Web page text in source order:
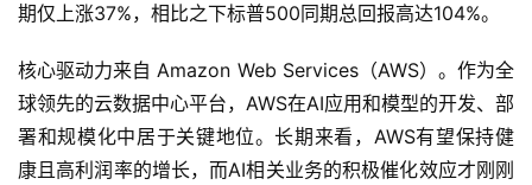
期仅上涨37%，相比之下标普500同期总回报高达104%。
核心驱动力来自 Amazon Web Services（AWS）。作为全
球领先的云数据中心平台，AWS在AI应用和模型的开发、部
署和规模化中居于关键地位。长期来看，AWS有望保持健
康且高利润率的增长，而AI相关业务的积极催化效应才刚刚